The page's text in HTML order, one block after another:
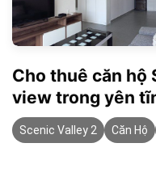
Cho thuê căn hộ
view trong yên
Scenic Valley 2 Căn Hộ